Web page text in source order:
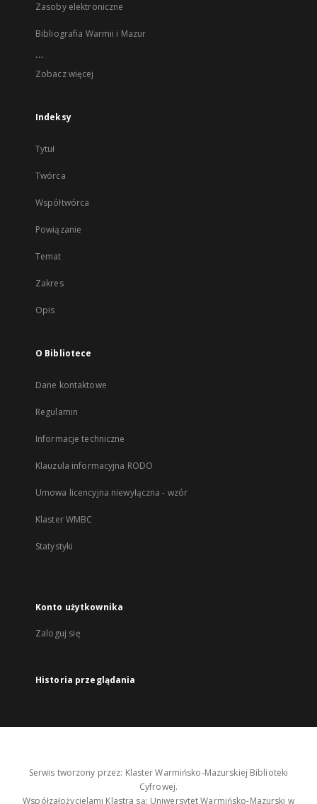
Zasoby elektroniczne
Bibliografia Warmii i Mazur
...
Zobacz więcej
Indeksy
Tytuł
Twórca
Współtwórca
Powiązanie
Temat
Zakres
Opis
O Bibliotece
Dane kontaktowe
Regulamin
Informacje techniczne
Klauzula informacyjna RODO
Umowa licencyjna niewyłączna - wzór
Klaster WMBC
Statystyki
Konto użytkownika
Zaloguj się
Historia przeglądania
Serwis tworzony przez: Klaster Warmińsko-Mazurskiej Biblioteki
Cyfrowej.
Współzałożycielami Klastra są: Uniwersytet Warmińsko-Mazurski w